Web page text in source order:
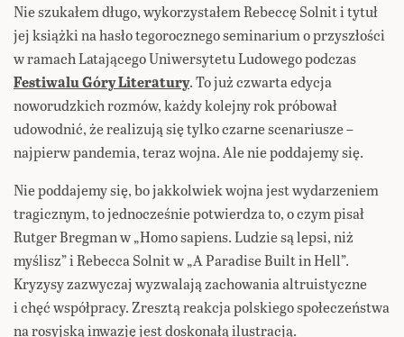
Nie szukałem długo, wykorzystałem Rebeccę Solnit i tytuł
jej książki na hasło tegorocznego seminarium o przyszłości
w ramach Latającego Uniwersytetu Ludowego podczas
Festiwalu Góry Literatury. To już czwarta edycja
noworudzkich rozmów, każdy kolejny rok próbował
udowodnić, że realizują się tylko czarne scenariusze –
najpierw pandemia, teraz wojna. Ale nie poddajemy się.
Nie poddajemy się, bo jakkolwiek wojna jest wydarzeniem
tragicznym, to jednocześnie potwierdza to, o czym pisał
Rutger Bregman w „Homo sapiens. Ludzie są lepsi, niż
myślisz” i Rebecca Solnit w „A Paradise Built in Hell”.
Kryzysy zazwyczaj wyzwalają zachowania altruistyczne
i chęć współpracy. Zresztą reakcja polskiego społeczeństwa
na rosyjską inwazję jest doskonałą ilustracją.